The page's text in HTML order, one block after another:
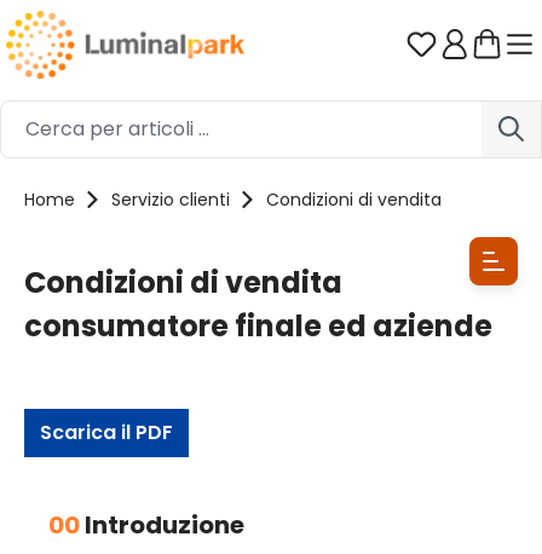
Passa al contenuto principale Hai 0
Home Servizio clienti Condizioni di vendita
Condizioni di vendita
consumatore finale ed aziende
Scarica il PDF
00Introduzione